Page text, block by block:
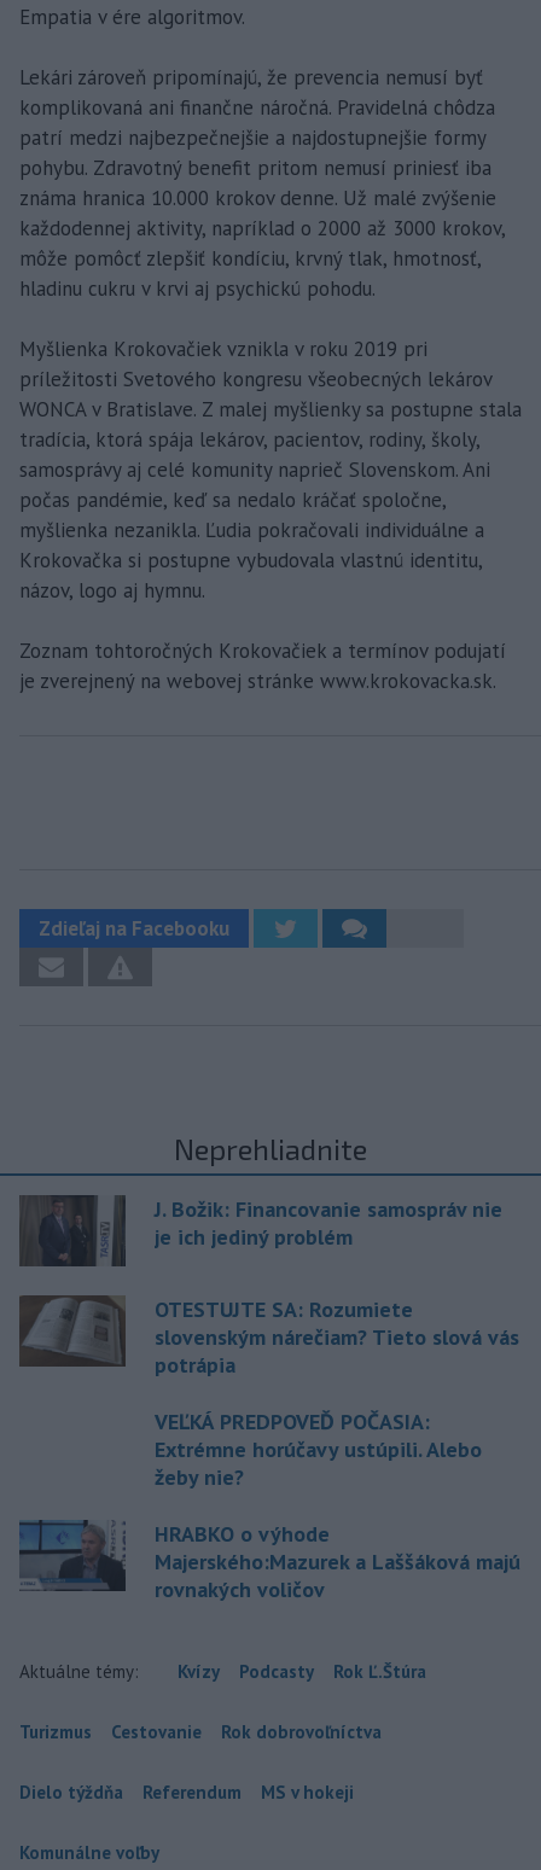
Empatia v ére algoritmov.
Lekári zároveň pripomínajú, že prevencia nemusí byť
komplikovaná ani finančne náročná. Pravidelná chôdza
patrí medzi najbezpečnejšie a najdostupnejšie formy
pohybu. Zdravotný benefit pritom nemusí priniesť iba
známa hranica 10.000 krokov denne. Už malé zvýšenie
každodennej aktivity, napríklad o 2000 až 3000 krokov,
môže pomôcť zlepšiť kondíciu, krvný tlak, hmotnosť,
hladinu cukru v krvi aj psychickú pohodu.
Myšlienka Krokovačiek vznikla v roku 2019 pri
príležitosti Svetového kongresu všeobecných lekárov
WONCA v Bratislave. Z malej myšlienky sa postupne stala
tradícia, ktorá spája lekárov, pacientov, rodiny, školy,
samosprávy aj celé komunity naprieč Slovenskom. Ani
počas pandémie, keď sa nedalo kráčať spoločne,
myšlienka nezanikla. Ľudia pokračovali individuálne a
Krokovačka si postupne vybudovala vlastnú identitu,
názov, logo aj hymnu.
Zoznam tohtoročných Krokovačiek a termínov podujatí
je zverejnený na webovej stránke www.krokovacka.sk.
Zdieľaj na Facebooku
Neprehliadnite
J. Božik: Financovanie samospráv nie
je ich jediný problém
OTESTUJTE SA: Rozumiete
slovenským nárečiam? Tieto slová vás
potrápia
VEĽKÁ PREDPOVEĎ POČASIA:
Extrémne horúčavy ustúpili. Alebo
žeby nie?
HRABKO o výhode
Majerského:Mazurek a Laššáková majú
rovnakých voličov
Aktuálne témy: Kvízy Podcasty Rok Ľ.Štúra
Turizmus Cestovanie Rok dobrovoľníctva
Dielo týždňa Referendum MS v hokeji
Komunálne voľby